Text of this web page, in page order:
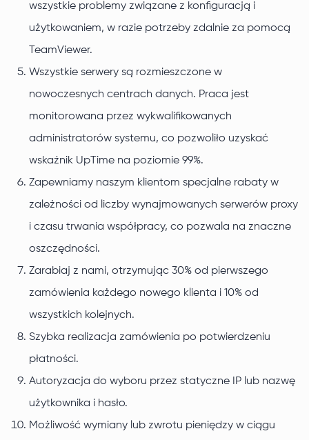
wszystkie problemy związane z konfiguracją i
użytkowaniem, w razie potrzeby zdalnie za pomocą
TeamViewer.
Wszystkie serwery są rozmieszczone w
nowoczesnych centrach danych. Praca jest
monitorowana przez wykwalifikowanych
administratorów systemu, co pozwoliło uzyskać
wskaźnik UpTime na poziomie 99%.
Zapewniamy naszym klientom specjalne rabaty w
zależności od liczby wynajmowanych serwerów proxy
i czasu trwania współpracy, co pozwala na znaczne
oszczędności.
Zarabiaj z nami, otrzymując 30% od pierwszego
zamówienia każdego nowego klienta i 10% od
wszystkich kolejnych.
Szybka realizacja zamówienia po potwierdzeniu
płatności.
Autoryzacja do wyboru przez statyczne IP lub nazwę
użytkownika i hasło.
Możliwość wymiany lub zwrotu pieniędzy w ciągu